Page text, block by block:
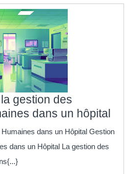
gestion des
dans un hôpital
dans un Hôpital Gestion
dans un Hôpital La gestion des